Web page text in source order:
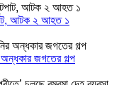
আটক ২ আহত ১
অন্ধকার জগতের গল্প